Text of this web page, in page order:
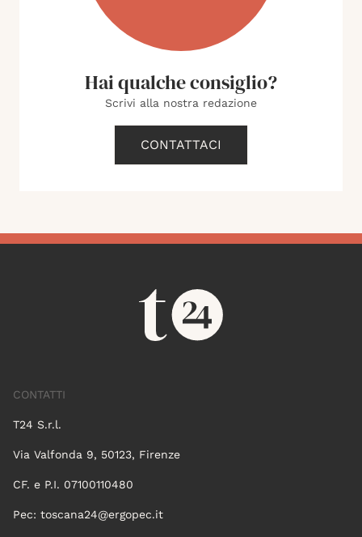
Hai qualche consiglio?
Scrivi alla nostra redazione
CONTATTACI
CONTATTI
T24 S.r.l.
Via Valfonda 9, 50123, Firenze
CF. e P.I. 07100110480
Pec: toscana24@ergopec.it